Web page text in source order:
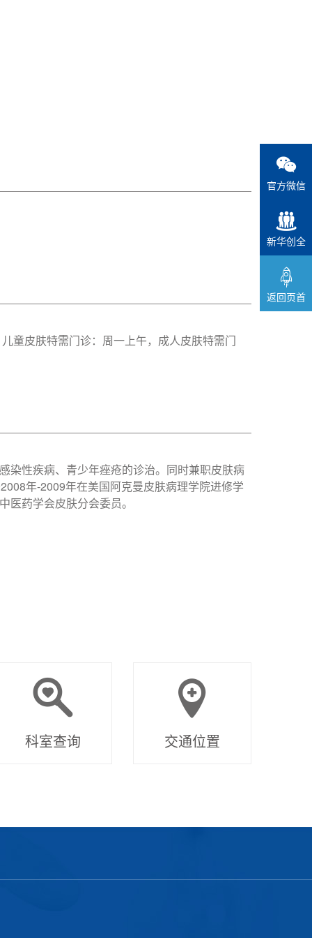
官方微信
新华创全
返回页首
童皮肤特需门诊：周一上午，成人皮肤特需门
染性疾病、青少年痤疮的诊治。同时兼职皮肤病
年-2009年在美国阿克曼皮肤病理学院进修学
药学会皮肤分会委员。
科室查询 交通位置